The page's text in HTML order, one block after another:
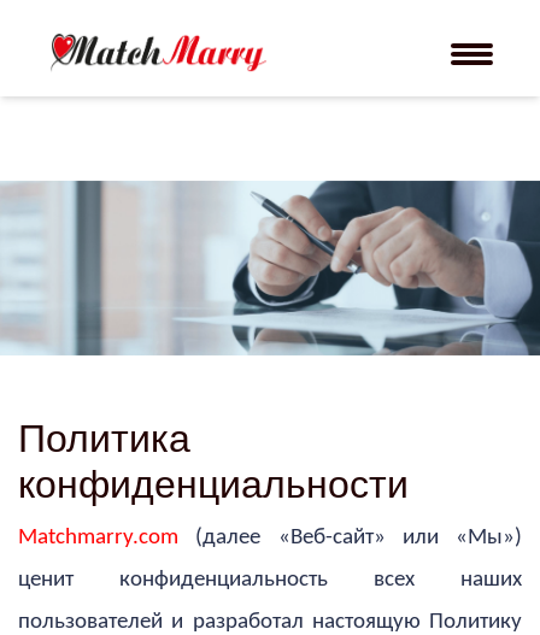
Политика
конфиденциальности
Matchmarry.com (далее «Веб-сайт» или «Мы»)
ценит конфиденциальность всех наших
пользователей и разработал настоящую Политику